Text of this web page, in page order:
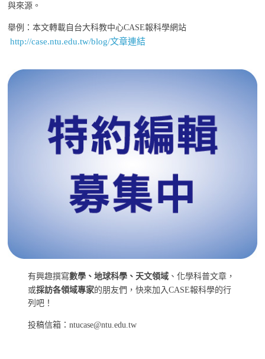
與來源。
舉例：本文轉載自台大科教中心CASE報科學網站
http://case.ntu.edu.tw/blog/文章連結
有興趣撰寫數學、地球科學、天文領域 、化學科普文章，
或採訪各領域專家的朋友們，快來加入CASE報科學的行
列吧！
投稿信箱：ntucase@ntu.edu.tw